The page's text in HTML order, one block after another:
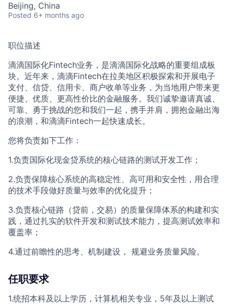
Beijing, China
Posted 6+ months ago
职位描述
滴滴国际化Fintech业务，是滴滴国际化战略的重要组成板
块。近年来，滴滴Fintech在拉美地区积极探索和开展电子
支付、信贷、信用卡、商户收单等业务，为当地用户带来更
便捷、优质、更高性价比的金融服务。我们诚挚邀请真诚、
可靠、勇于挑战的您和我们一起，携手并肩，拥抱金融出海
的浪潮，和滴滴Fintech一起快速成长。
您将负责如下工作：
1.负责国际化现金贷系统的核心链路的测试开发工作；
2.负责保障核心系统的高稳定性、高可用和安全性，用合理
的技术手段做好质量与效率的优化提升；
3.负责核心链路（贷前，交易）的质量保障体系的构建和实
践，通过扎实的软件开发和测试技术能力，提高测试效率和
覆盖率；
4.通过前瞻性的思考、机制建设， 规避业务质量风险。
任职要求
1.统招本科及以上学历，计算机相关专业，5年及以上测试